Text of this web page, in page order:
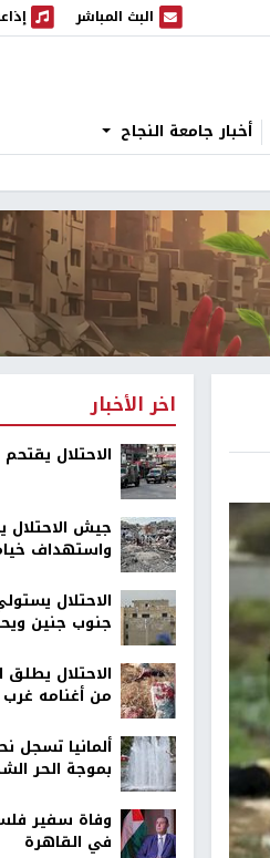
البث المباشر
البث المباشر إذاعة
أخبار جامعة النجاح
اخر الأخبار
الاحتلال
جيش الاحتلال
واستهداف
الاحتلال
جنوب جنين
الاحتلال يطلق
من أغنامه غرب
بموجة الحر
وفاة سفير
في القاهرة